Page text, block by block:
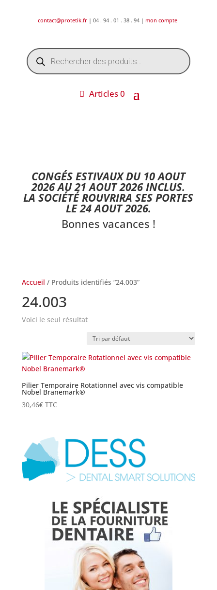
contact@protetik.fr | 04 . 94 . 01 . 38 . 94 | mon compte
Recherche
de
produits
Articles 0
CONGÉS ESTIVAUX DU 10 AOUT
2026 AU 21 AOUT 2026 INCLUS.
LA SOCIÉTÉ ROUVRIRA SES PORTES
LE 24 AOUT 2026.
Bonnes vacances !
Accueil / Produits identifiés “24.003”
24.003
Voici le seul résultat
Pilier Temporaire Rotationnel avec vis compatible
Nobel Branemark®
30,46€ TTC